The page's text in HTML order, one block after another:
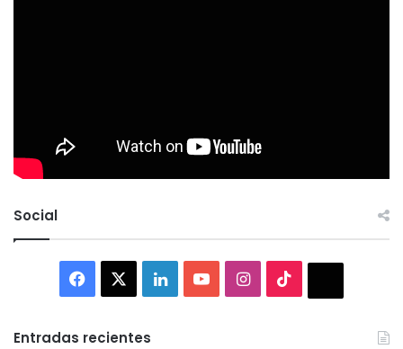
Social
Facebook LinkedInYouTubeInstagram
Entradas recientes